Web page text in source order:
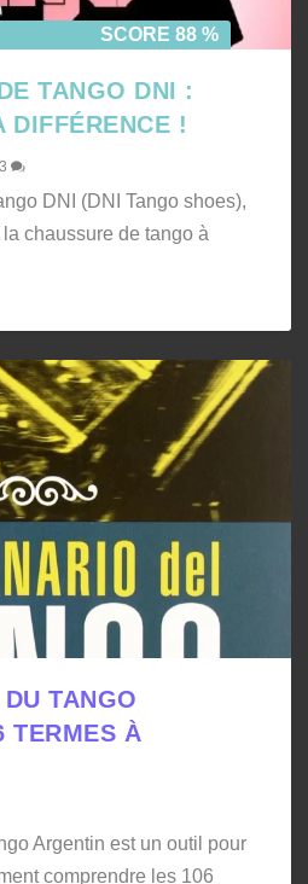
SCORE 88 %
TANGO DNI :
DIFFÉRENCE !
3
DNI (DNI Tango shoes),
chaussure de tango à
TANGO
TERMES À
Argentin est un outil pour
comprendre les 106